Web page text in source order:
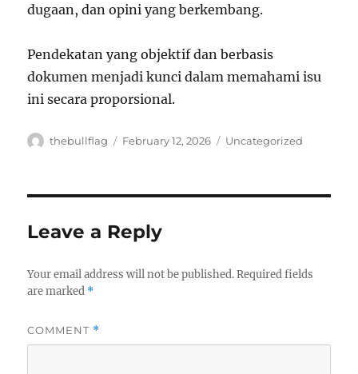
dugaan, dan opini yang berkembang.
Pendekatan yang objektif dan berbasis
dokumen menjadi kunci dalam memahami isu
ini secara proporsional.
Author
thebullflag
Posted
February 12, 2026 Categories
Uncategorized
Leave a Reply
Your email address will not be published. Required fields
are marked *
COMMENT *